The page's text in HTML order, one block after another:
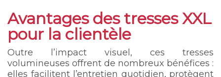
Avantages des tresses XXL
pour la clientèle
Outre l’impact visuel, ces tresses
volumineuses offrent de nombreux bénéfices :
elles facilitent l’entretien quotidien, protègent